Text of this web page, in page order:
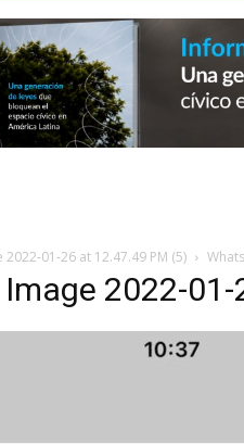
01-26 at 12.47.49 PM (5)
2022-